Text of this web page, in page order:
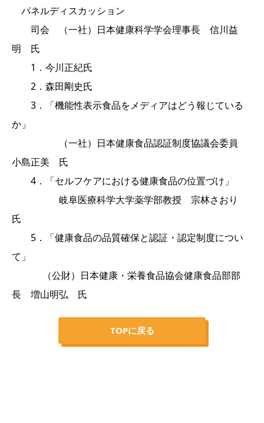
パネルディスカッション
司会 （一社）日本健康科学学会理事長 信川益
明 氏
1．今川正紀氏
2．森田剛史氏
3．「機能性表示食品をメディアはどう報じている
か」
（一社）日本健康食品認証制度協議会委員
小島正美 氏
4．「セルフケアにおける健康食品の位置づけ」
岐阜医療科学大学薬学部教授 宗林さおり
氏
5．「健康食品の品質確保と認証・認定制度につい
て」
（公財）日本健康・栄養食品協会健康食品部部
長 増山明弘 氏
TOPに戻る